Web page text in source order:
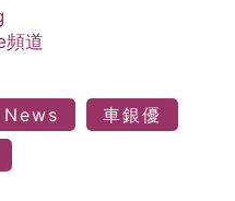
頻道
News
車銀優